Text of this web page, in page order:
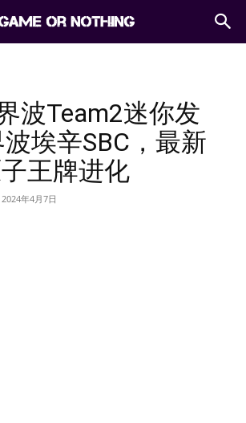
波Team2迷你发
埃辛SBC，最新
王牌进化
2024年4月7日